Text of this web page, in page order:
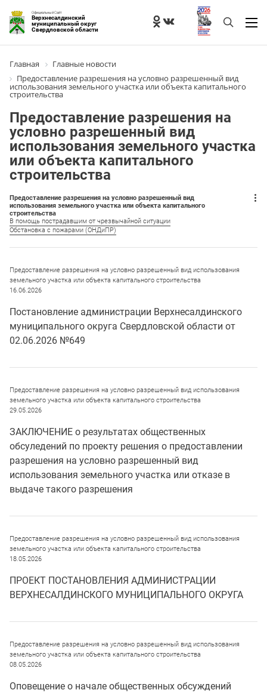
Официальный Сайт
Верхнесалдинский
муниципальный округ
Свердловской области
Главная
Главные новости
Предоставление разрешения на условно разрешенный вид
использования земельного участка или объекта капитального
строительства
Предоставление разрешения на
условно разрешенный вид
использования земельного участка
или объекта капитального
строительства
Предоставление разрешения на условно разрешенный вид
использования земельного участка или объекта капитального
строительства
В помощь пострадавшим от чрезвычайной ситуации
Обстановка с пожарами (ОНДиПР)
Предоставление разрешения на условно разрешенный вид использования
земельного участка или объекта капитального строительства
16.06.2026
Постановление администрации Верхнесалдинского
муниципального округа Свердловской области от
02.06.2026 №649
Предоставление разрешения на условно разрешенный вид использования
земельного участка или объекта капитального строительства
29.05.2026
ЗАКЛЮЧЕНИЕ о результатах общественных
обсуледений по проекту решения о предоставлении
разрешения на условно разрешенный вид
использования земельного участка или отказе в
выдаче такого разрешения
Предоставление разрешения на условно разрешенный вид использования
земельного участка или объекта капитального строительства
18.05.2026
ПРОЕКТ ПОСТАНОВЛЕНИЯ АДМИНИСТРАЦИИ
ВЕРХНЕСАЛДИНСКОГО МУНИЦИПАЛЬНОГО ОКРУГА
Предоставление разрешения на условно разрешенный вид использования
земельного участка или объекта капитального строительства
08.05.2026
Оповещение о начале общественных обсуждений